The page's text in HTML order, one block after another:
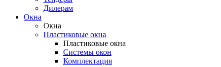
Дилерам
Окна
Окна
Пластиковые окна
Пластиковые окна
Системы окон
Комплектация